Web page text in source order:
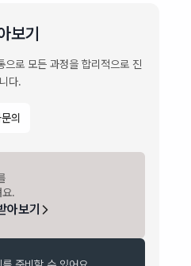
보기
으로 모든 과정을 합리적으로 진
다.
의
요.
아보기